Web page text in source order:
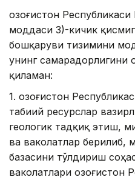
Қозоғистон
моддаси 3)-кичик
бошқаруви тизимини
унинг
қиламан:
1. Қозоғистон
табиий ресурслар
геологик тадқиқ этиш,
ва ваколатлар берилиб,
базасини тўлдириш
ваколатлари Қозоғистон